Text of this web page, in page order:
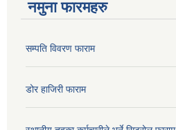
नमुना फारमहरु
सम्पति विवरण फाराम
डोर हाजिरी फाराम